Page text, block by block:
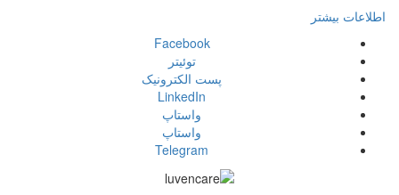
اطلاعات بیشتر
Facebook
توئیتر
پست الکترونیک
LinkedIn
واستاپ
واستاپ
Telegram